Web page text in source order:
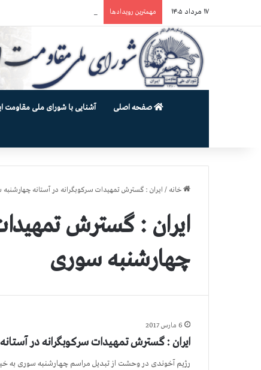
۱۷ مرداد ۱۴۰۵ مهمترین رویدادها
صفحه اصلی آشنایی با شورای ملی مقاومت
خانه / ایران : گسترش تمهیدات سرکوبگرانه در آستانه
ایران : گسترش
چهارشنبه سوری
6 مارس 2017
ایران : گسترش تمهیدات سرکوبگرانه در
رژیم آخوندی در وحشت از تبدیل مراسم چهارشنبه سوری به